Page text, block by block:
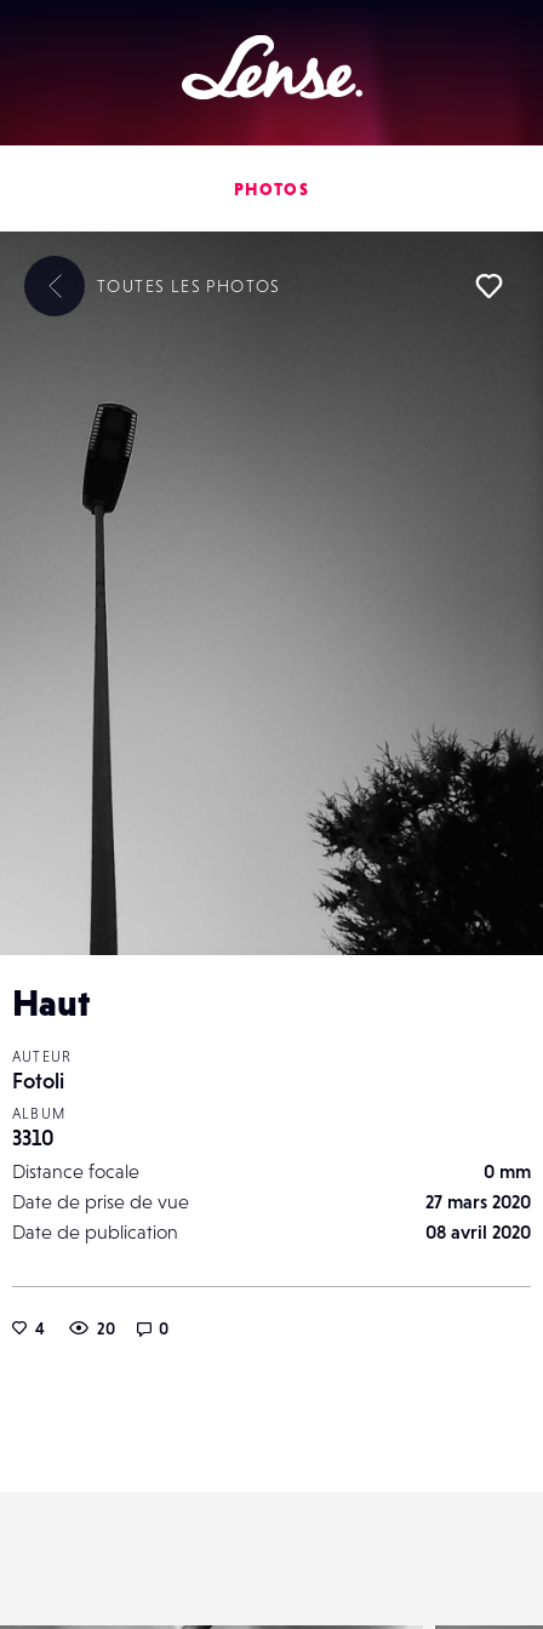
Lense
PHOTOS
Haut
AUTEUR
Fotoli
ALBUM
3310
Distance focale
0 mm
Date de prise de vue
27 mars 2020
Date de publication
08 avril 2020
4 20 0
TOUTES LES PHOTOS